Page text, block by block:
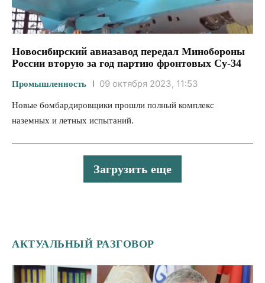
Новосибирский авиазавод передал Минобороны
России вторую за год партию фронтовых Су-34
Промышленность 09 октября 2023, 11:53
Новые бомбардировщики прошли полный комплекс
наземных и летных испытаний.
Загрузить еще
АКТУАЛЬНЫЙ РАЗГОВОР